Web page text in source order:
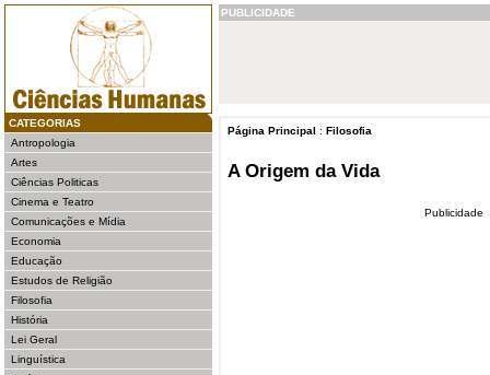
CATEGORIAS
Antropologia
Artes
Ciências Politicas
Cinema e Teatro
Comunicações e Mídia
Economia
Educação
Estudos de Religião
Filosofia
História
Lei Geral
Linguística
PUBLICIDADE
Página Principal : Filosofia
A Origem da Vida
Publicidade